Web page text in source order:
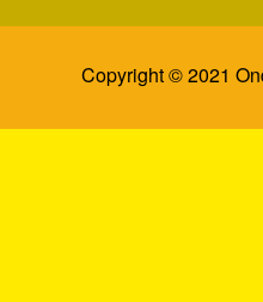
Copyright © 2021